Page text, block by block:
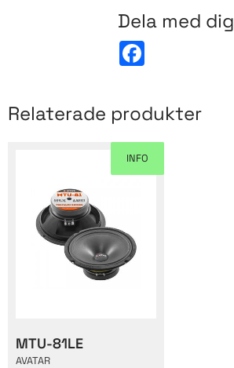
Dela med dig
o
o
Relaterade produkter
MTU-81LE
AVATAR
INFO